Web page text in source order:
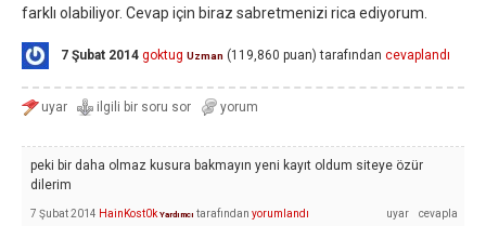
farklı olabiliyor. Cevap için biraz sabretmenizi rica ediyorum.
7 Şubat 2014 goktug Uzman (119,860 puan) tarafından cevaplandı
peki bir daha olmaz kusura bakmayın yeni kayıt oldum siteye özür
dilerim
7 Şubat 2014 HainKost0k Yardımcı tarafından yorumlandı